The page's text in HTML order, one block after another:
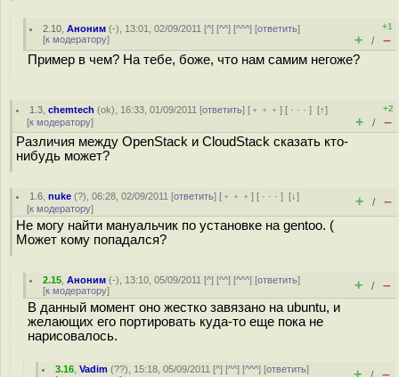
2.10 ,Аноним (-), 13:01, 02/09/2011 [^] [^^] [^^^] [ответить]
[к модератору]
+1
+ / –
Пример в чем? На тебе, боже, что нам самим негоже?
1.3 ,chemtech (ok), 16:33, 01/09/2011 [ответить] [ ﹢﹢﹢] [ · · ·][↑]
[к модератору]
+2
+ / –
Различия между OpenStack и CloudStack сказать кто-
нибудь может?
1.6 ,nuke (?), 06:28, 02/09/2011 [ответить] [ ﹢﹢﹢] [ · · ·][↓]
[к модератору] + / –
Не могу найти мануальчик по установке на gentoo. (
Может кому попадался?
2.15 ,Аноним (-), 13:10, 05/09/2011 [^] [^^] [^^^] [ответить]
[к модератору] + / –
В данный момент оно жестко завязано на ubuntu, и
желающих его портировать куда-то еще пока не
нарисовалось.
3.16 ,Vadim (??), 15:18, 05/09/2011 [^] [^^] [^^^] [ответить]
+ –